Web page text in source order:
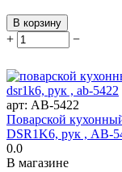
В корзину
+ −
арт: AB-5422
Поварской
DSR1K6, рук , AB-
0.0
В магазине